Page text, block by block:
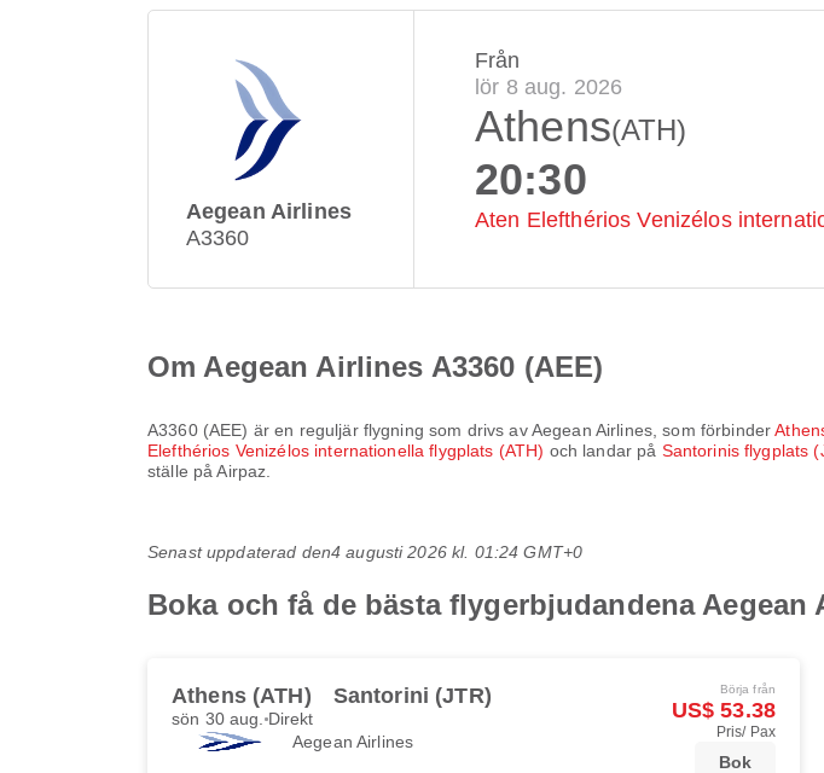
Aegean Airlines
A3360
Från
lör 8 aug. 2026
Athens(ATH)
20:30
Aten Elefthérios Venizélos
Om Aegean Airlines A3360 (AEE)
A3360(AEE) är en reguljär flygning som drivs avAegean Airlines, som förbinder
Elefthérios Venizélos internationella flygplats (ATH) och landar på Santorinis flygplats
ställe på Airpaz.
Senast uppdaterad den4 augusti 2026 kl. 01:24 GMT+0
Boka och få de bästa flygerbjudandena Aegean
Athens (ATH) Santorini (JTR)
sön 30 aug. Direkt
Aegean Airlines
Börja från
US$ 53.38
Pris/ Pax
Bok